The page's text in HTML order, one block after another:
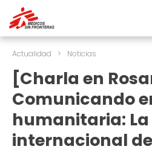
Actualidad > Noticias
[Charla en
Comunicando
humanitaria:
internacional de